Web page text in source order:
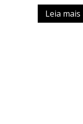
Leia mais